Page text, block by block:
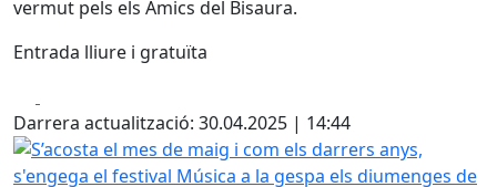
vermut pels els Amics del Bisaura.
Entrada lliure i gratuïta
Darrera actualització: 30.04.2025 | 14:44
S’acosta el mes de maig i com els darrers anys,